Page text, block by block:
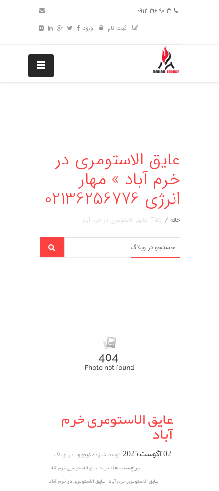
ثبت نام
ورود
عایق الاستومری در
خرم آباد » مهار
انرژی 02136256776
خانه / Tag: عایق الاستومری در خرم آباد
عایق الاستومری خرم
آباد
02 آگوست 2025 توسط:شازده کوچولو در:وبلاگ
برچسب ها:خرید عایق الاستومری خرم آباد ,
عایق الاستومری خرم آباد ,عایق الاستومری در خرم آباد ,